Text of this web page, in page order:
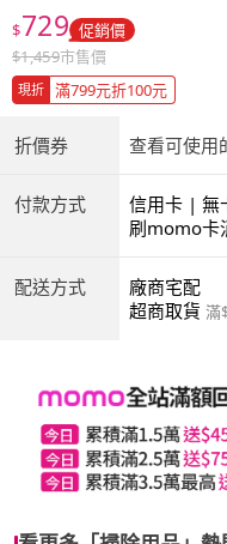
$729 促銷價
$1,459市售價
現折 滿799元折100元
折價券 查看可使用
付款方式
信用卡 | 無
商付款 |
刷momo卡
配送方式
廠商宅配
超商取貨 滿